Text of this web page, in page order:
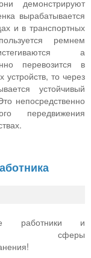
демонстрируют
вырабатывается
и в транспортных
ремнем
а
перевозится в
то через
устойчивый
непосредственно
передвижения
работники и
сферы